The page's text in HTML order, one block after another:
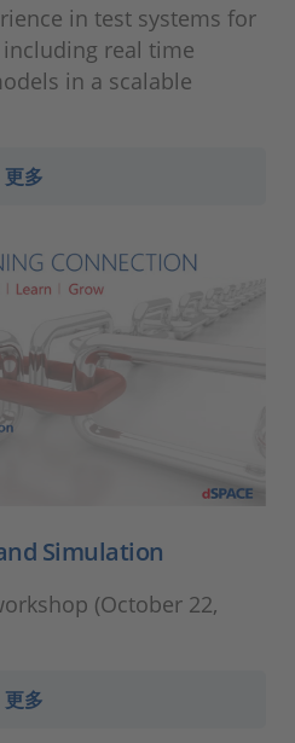
in test systems for
real time
in a scalable
更多
Simulation
(October 22,
更多